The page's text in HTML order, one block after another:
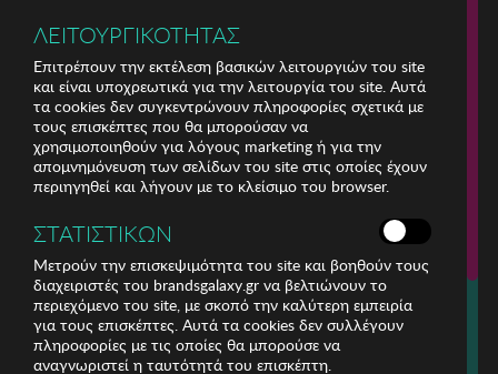
Για τηλεφωνικές παραγγελίες καλέστε
211 18 94 400
(Δευτέρα έως Παρασκευή 9:30 - 14:30 & 24ώρες Φωνητική Πύλη)
ΛΕΙΤΟΥΡΓΙΚΟΤΗΤΑΣ
Επιτρέπουν την εκτέλεση βασικών λειτουργιών του site
και είναι υποχρεωτικά για την λειτουργία του site. Αυτά
τα cookies δεν συγκεντρώνουν πληροφορίες σχετικά με
τους επισκέπτες που θα μπορούσαν να
χρησιμοποιηθούν για λόγους marketing ή για την
απομνημόνευση των σελίδων του site στις οποίες έχουν
περιηγηθεί και λήγουν με το κλείσιμο του browser.
ΣΤΑΤΙΣΤΙΚΩΝ
Μετρούν την επισκεψιμότητα του site και βοηθούν τους
διαχειριστές του brandsgalaxy.gr να βελτιώνουν το
περιεχόμενο του site, με σκοπό την καλύτερη εμπειρία
για τους επισκέπτες. Αυτά τα cookies δεν συλλέγουν
πληροφορίες με τις οποίες θα μπορούσε να
αναγνωριστεί η ταυτότητά του επισκέπτη.